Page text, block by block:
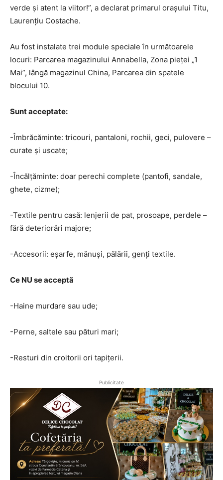
verde și atent la viitor!”, a declarat primarul orașului Titu,
Laurențiu Costache.
Au fost instalate trei module speciale în următoarele
locuri: Parcarea magazinului Annabella, Zona pieței „1
Mai”, lângă magazinul China, Parcarea din spatele
blocului 10.
Sunt acceptate:
-Îmbrăcăminte: tricouri, pantaloni, rochii, geci, pulovere –
curate și uscate;
-Încălțăminte: doar perechi complete (pantofi, sandale,
ghete, cizme);
-Textile pentru casă: lenjerii de pat, prosoape, perdele –
fără deteriorări majore;
-Accesorii: eșarfe, mănuși, pălării, genți textile.
Ce NU se acceptă
-Haine murdare sau ude;
-Perne, saltele sau pături mari;
-Resturi din croitorii ori tapițerii.
Publicitate